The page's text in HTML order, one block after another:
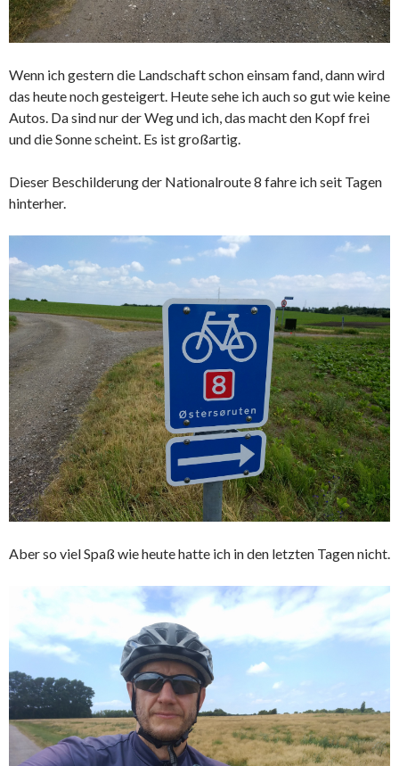
Wenn ich gestern die Landschaft schon einsam fand, dann wird
das heute noch gesteigert. Heute sehe ich auch so gut wie keine
Autos. Da sind nur der Weg und ich, das macht den Kopf frei
und die Sonne scheint. Es ist großartig.
Dieser Beschilderung der Nationalroute 8 fahre ich seit Tagen
hinterher.
Aber so viel Spaß wie heute hatte ich in den letzten Tagen nicht.